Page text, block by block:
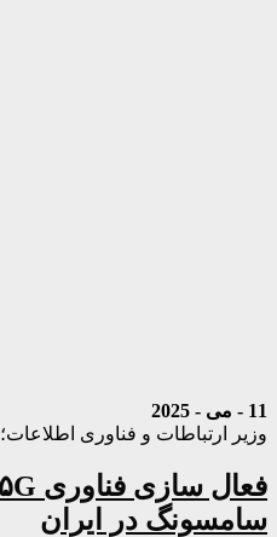
11 - می - 2025
وزیر ارتباطات و فناوری اطلاعات؛
سامسونگ در ایران